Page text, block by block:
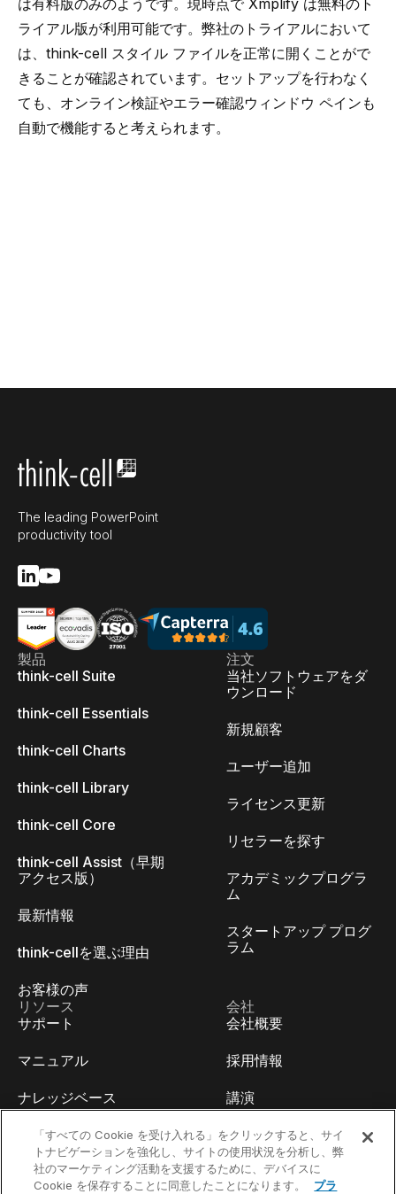
は有料版のみのようです。現時点で Xmplify は無料のト
ライアル版が利用可能です。弊社のトライアルにおいて
は、think-cell スタイル ファイルを正常に開くことがで
きることが確認されています。セットアップを行わなく
ても、オンライン検証やエラー確認ウィンドウ ペインも
自動で機能すると考えられます。
The leading PowerPoint
productivity tool
製品
think-cell Suite
think-cell Essentials
think-cell Charts
think-cell Library
think-cell Core
think-cell Assist（早期
アクセス版）
最新情報
think-cellを選ぶ理由
お客様の声
注文
当社ソフトウェアをダ
ウンロード
新規顧客
ユーザー追加
ライセンス更新
リセラーを探す
アカデミックプログラ
ム
スタートアップ プログ
ラム
リソース
サポート
マニュアル
ナレッジベース
think-cell Academy
ビデオチュートリアル
会社
会社概要
採用情報
講演
イベント
開発者ブログ
「すべての Cookie を受け入れる」をクリックすると、サイ
トナビゲーションを強化し、サイトの使用状況を分析し、弊
社のマーケティング活動を支援するために、デバイスに
Cookie を保存することに同意したことになります。
プラ